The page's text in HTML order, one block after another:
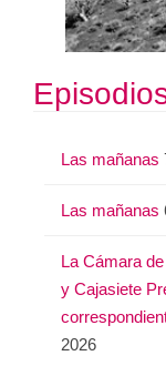
Las mañanas
Las mañanas
La Cámara
y Cajasiete
2026